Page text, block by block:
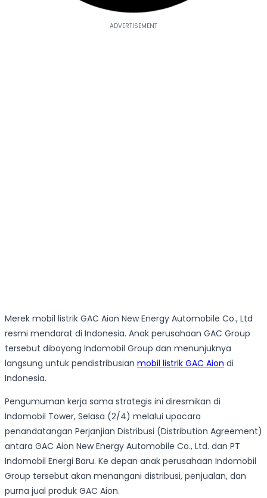
Merek mobil listrik GAC Aion New Energy Automobile Co., Ltd
resmi mendarat di Indonesia. Anak perusahaan GAC Group
tersebut diboyong Indomobil Group dan menunjuknya
langsung untuk pendistribusian mobil listrik GAC Aion di
Indonesia.
Pengumuman kerja sama strategis ini diresmikan di
Indomobil Tower, Selasa (2/4) melalui upacara
penandatangan Perjanjian Distribusi (Distribution Agreement)
antara GAC Aion New Energy Automobile Co., Ltd. dan PT
Indomobil Energi Baru. Ke depan anak perusahaan Indomobil
Group tersebut akan menangani distribusi, penjualan, dan
purna jual produk GAC Aion.